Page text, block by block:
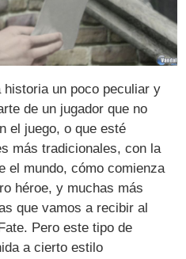
un poco peculiar y
de un jugador que no
el juego, o que esté
más tradicionales, con la
el mundo, cómo comienza
héroe, y muchas más
que vamos a recibir al
Pero este tipo de
a cierto estilo